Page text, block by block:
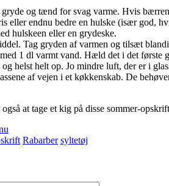
og tænd for svag varme. Hvis
eller endnu bedre en hulske (især god,
hulskeen eller en grydeske.
Tag gryden af varmen og tilsæt
1 dl varmt vand. Hæld det i det første
helst helt op. Jo mindre luft, der er i
af vejen i et køkkenskab. De
at tage et kig på disse sommer-
Rabarber syltetøj